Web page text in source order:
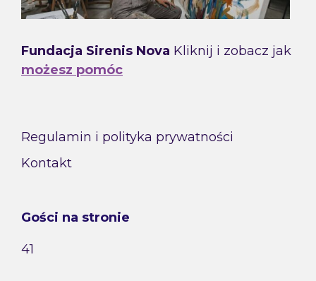
Fundacja Sirenis Nova Kliknij i zobacz jak
możesz pomóc
Regulamin i polityka prywatności
Kontakt
Gości na stronie
41